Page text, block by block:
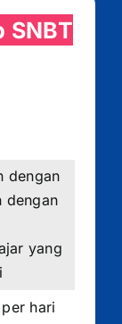
SNBT
dengan
dengan
yang
hari